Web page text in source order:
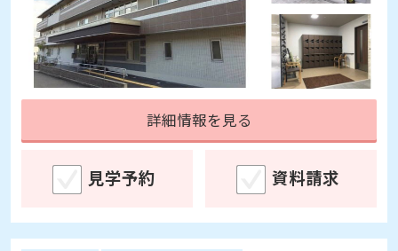
詳細情報を見る
見学予約 資料請求